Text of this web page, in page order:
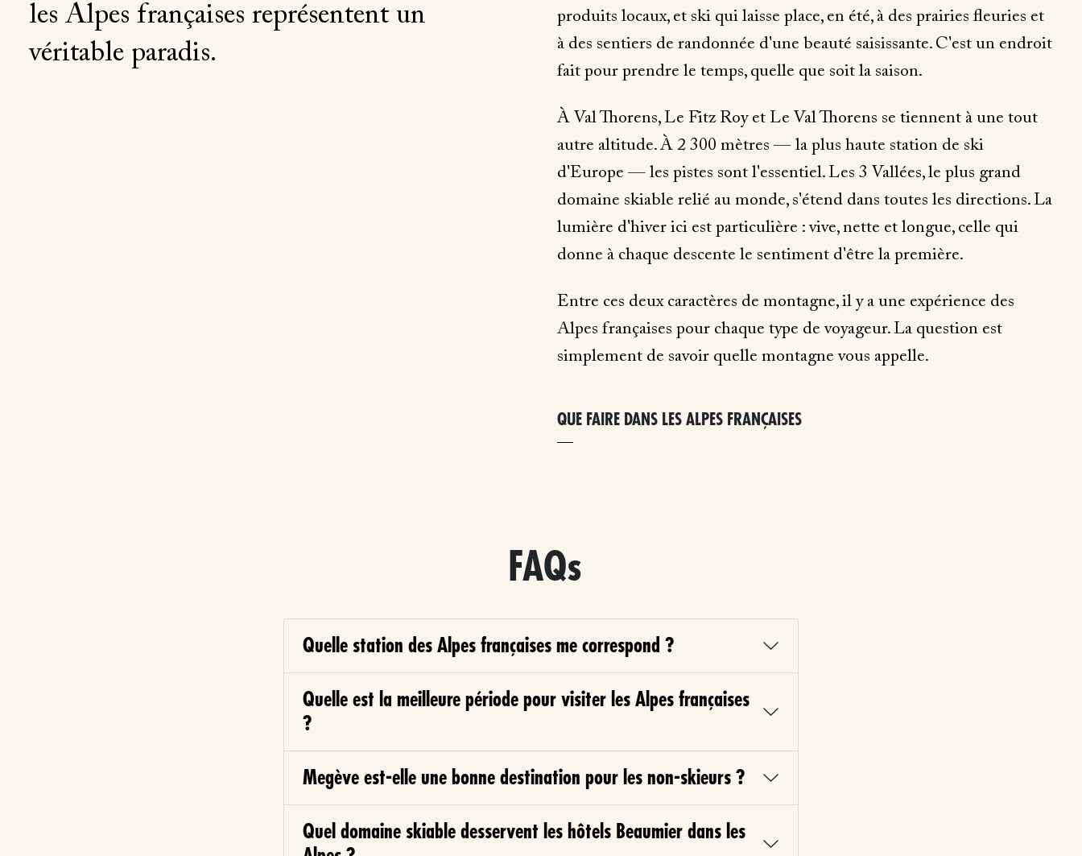
les Alpes françaises représentent un
véritable paradis.
produits locaux, et ski qui laisse place, en été, à des prairies fleuries et
à des sentiers de randonnée d'une beauté saisissante. C'est un endroit
fait pour prendre le temps, quelle que soit la saison.
À Val Thorens, Le Fitz Roy et Le Val Thorens se tiennent à une tout
autre altitude. À 2 300 mètres — la plus haute station de ski
d'Europe — les pistes sont l'essentiel. Les 3 Vallées, le plus grand
domaine skiable relié au monde, s'étend dans toutes les directions. La
lumière d'hiver ici est particulière : vive, nette et longue, celle qui
donne à chaque descente le sentiment d'être la première.
Entre ces deux caractères de montagne, il y a une expérience des
Alpes françaises pour chaque type de voyageur. La question est
simplement de savoir quelle montagne vous appelle.
QUE FAIRE DANS LES ALPES FRANÇAISES
FAQs
Quelle station des Alpes françaises me correspond ?
Quelle est la meilleure période pour visiter les Alpes françaises
?
Megève est-elle une bonne destination pour les non-skieurs ?
Quel domaine skiable desservent les hôtels Beaumier dans les